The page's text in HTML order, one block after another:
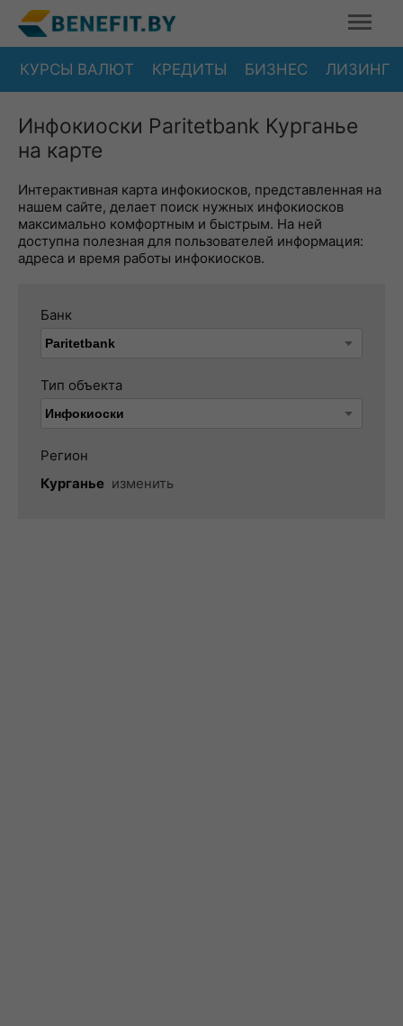
КУРСЫ ВАЛЮТ КРЕДИТЫ БИЗНЕС ЛИЗИНГ
Инфокиоски Paritetbank Курганье
на карте
Интерактивная карта инфокиосков, представленная на
нашем сайте, делает поиск нужных инфокиосков
максимально комфортным и быстрым. На ней
доступна полезная для пользователей информация:
адреса и время работы инфокиосков.
Банк
Тип объекта
Регион
Курганье изменить